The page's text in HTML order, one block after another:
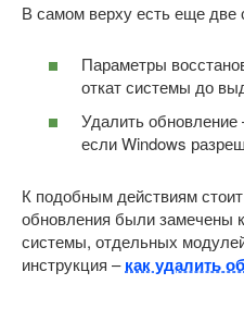
В самом верху есть еще две
Параметры
откат системы до
Удалить
если Windows
К подобным действиям
обновления были замечены
системы, отдельных
инструкция –как удалить